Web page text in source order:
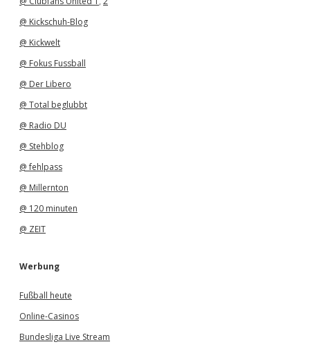
@ Kickschuh-Blog
@ Kickwelt
@ Fokus Fussball
@ Der Libero
@ Total beglubbt
@ Radio DU
@ Stehblog
@ fehlpass
@ Millernton
@ 120 minuten
@ ZEIT
Werbung
Fußball heute
Online-Casinos
Bundesliga Live Stream